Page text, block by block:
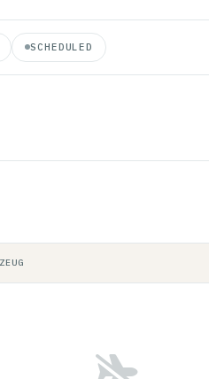
SCHEDULED